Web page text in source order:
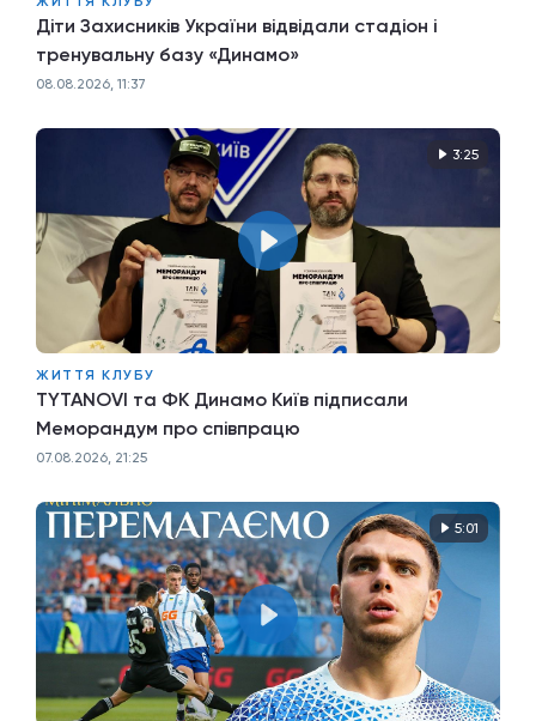
Діти Захисників України відвідали стадіон і
тренувальну базу «Динамо»
08.08.2026, 11:37
3:25
ЖИТТЯ КЛУБУ
TYTANOVI та ФК Динамо Київ підписали
Меморандум про співпрацю
07.08.2026, 21:25
5:01